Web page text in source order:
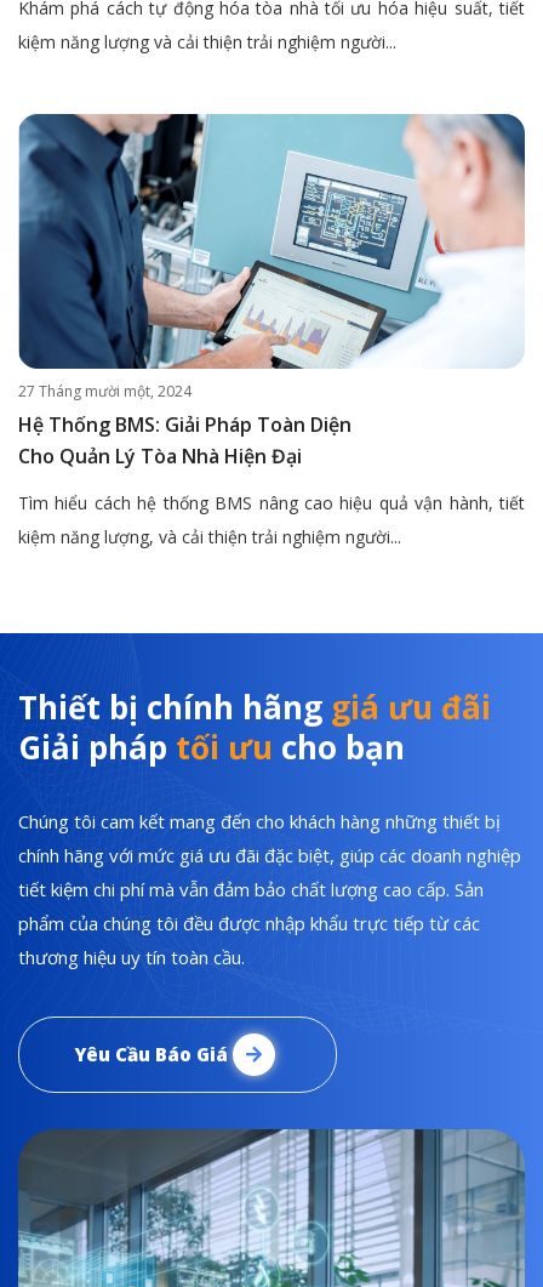
Khám phá cách tự động hóa tòa nhà tối ưu hóa hiệu suất, tiết
kiệm năng lượng và cải thiện trải nghiệm người...
27 Tháng mười một, 2024
Hệ Thống BMS: Giải Pháp Toàn Diện
Cho Quản Lý Tòa Nhà Hiện Đại
Tìm hiểu cách hệ thống BMS nâng cao hiệu quả vận hành, tiết
kiệm năng lượng, và cải thiện trải nghiệm người...
Thiết bị chính hãng giá ưu đãi
Giải pháp tối ưu cho bạn
Chúng tôi cam kết mang đến cho khách hàng những thiết bị
chính hãng với mức giá ưu đãi đặc biệt, giúp các doanh nghiệp
tiết kiệm chi phí mà vẫn đảm bảo chất lượng cao cấp. Sản
phẩm của chúng tôi đều được nhập khẩu trực tiếp từ các
thương hiệu uy tín toàn cầu.
Yêu Cầu Báo Giá